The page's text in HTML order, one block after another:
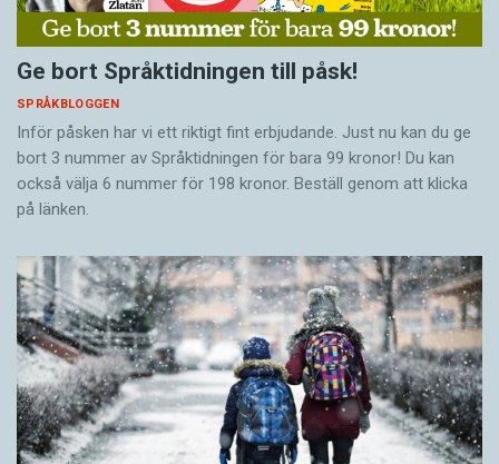
Ge bort Språktidningen till påsk!
SPRÅKBLOGGEN
Inför påsken har vi ett riktigt fint erbjudande. Just nu kan du ge
bort 3 nummer av Språktidningen för bara 99 kronor! Du kan
också välja 6 nummer för 198 kronor. Beställ genom att klicka
på länken.